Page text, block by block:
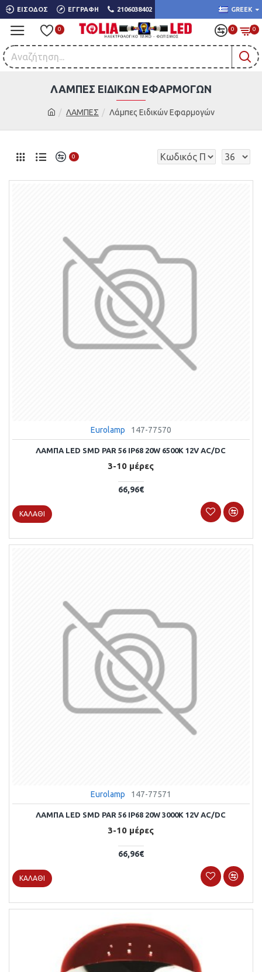
ΕΊΣΟΔΟΣ ΕΓΓΡΑΦΉ 2106038402 GREEK
0 0 0
ΛΑΜΠΕΣ Λάμπες Ειδικών Εφαρμογών
ΛΆΜΠΕΣ ΕΙΔΙΚΏΝ ΕΦΑΡΜΟΓΏΝ
0
Eurolamp 147-77570
ΛΑΜΠΑ LED SMD PAR 56 IP68 20W 6500K 12V AC/DC
3-10 μέρες
66,96€
ΚΑΛΆΘΙ
Eurolamp 147-77571
ΛΑΜΠΑ LED SMD PAR 56 IP68 20W 3000K 12V AC/DC
3-10 μέρες
66,96€
ΚΑΛΆΘΙ